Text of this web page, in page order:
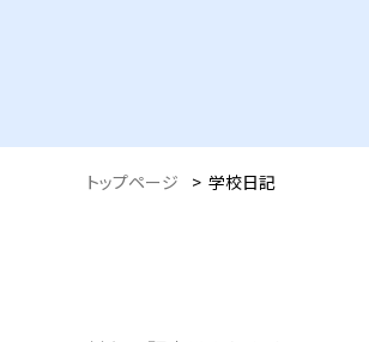
トップページ > 学校日記